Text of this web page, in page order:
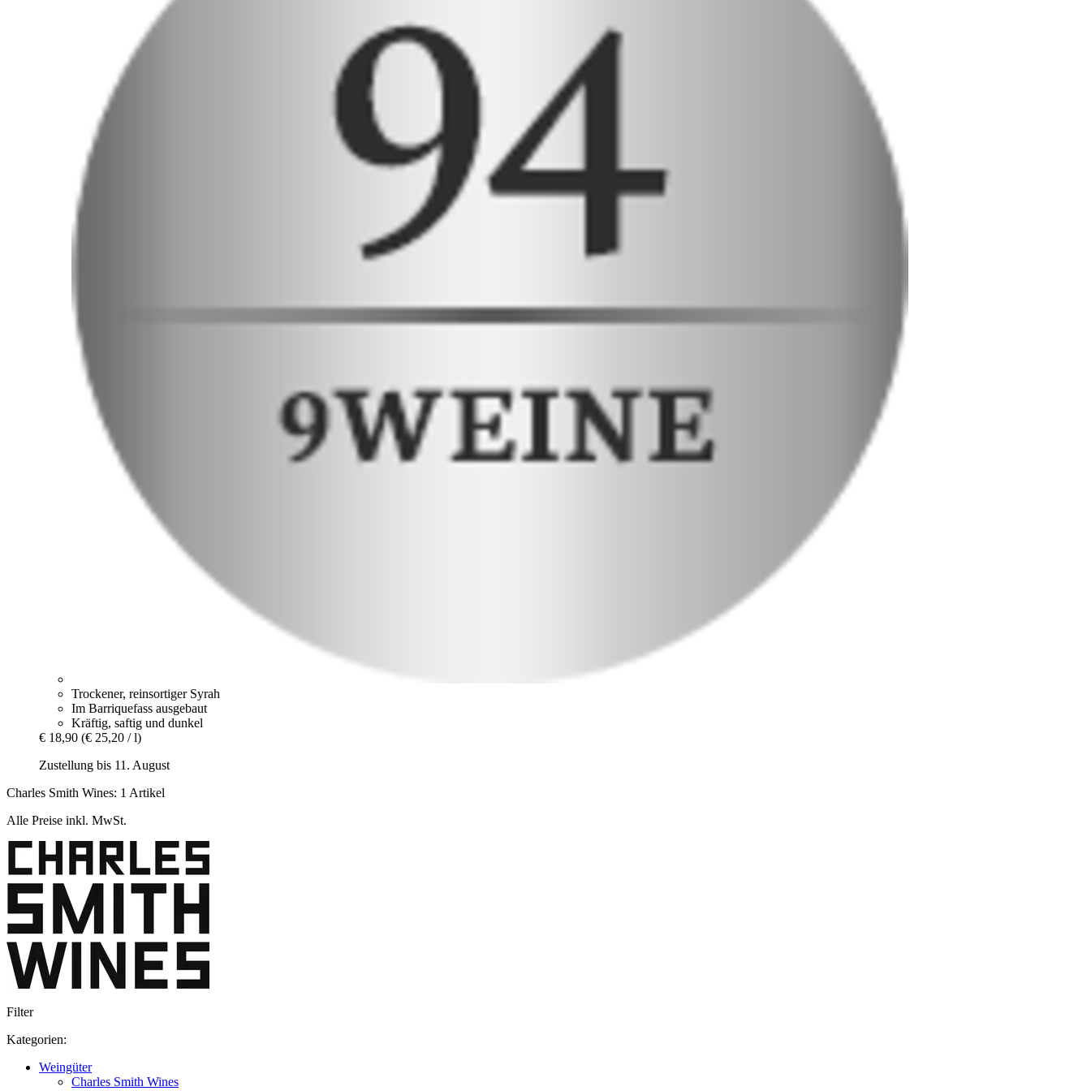
Trockener, reinsortiger Syrah
Im Barriquefass ausgebaut
Kräftig, saftig und dunkel
€ 18,90 (€ 25,20 / l)
Zustellung bis 11. August
Charles Smith Wines: 1 Artikel
Alle Preise inkl. MwSt.
Filter
Kategorien:
Weingüter
Charles Smith Wines